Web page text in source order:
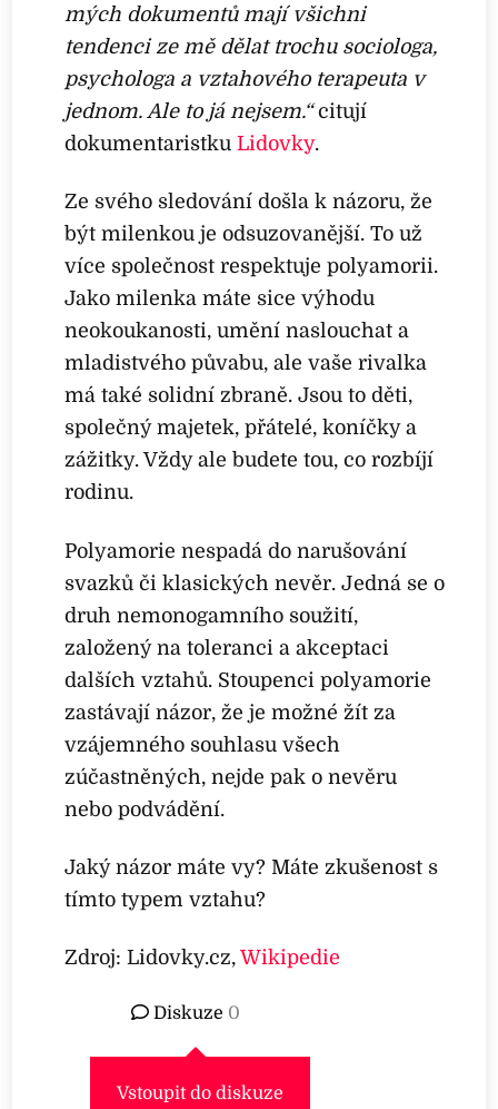
mých dokumentů mají všichni
tendenci ze mě dělat trochu sociologa,
psychologa a vztahového terapeuta v
jednom. Ale to já nejsem.“citují
dokumentaristku Lidovky.
Ze svého sledování došla k názoru, že
být milenkou je odsuzovanější. To už
více společnost respektuje polyamorii.
Jako milenka máte sice výhodu
neokoukanosti, umění naslouchat a
mladistvého půvabu, ale vaše rivalka
má také solidní zbraně. Jsou to děti,
společný majetek, přátelé, koníčky a
zážitky. Vždy ale budete tou, co rozbíjí
rodinu.
Polyamorie nespadá do narušování
svazků či klasických nevěr. Jedná se o
druh nemonogamního soužití,
založený na toleranci a akceptaci
dalších vztahů. Stoupenci polyamorie
zastávají názor, že je možné žít za
vzájemného souhlasu všech
zúčastněných, nejde pak o nevěru
nebo podvádění.
Jaký názor máte vy? Máte zkušenost s
tímto typem vztahu?
Zdroj: Lidovky.cz,Wikipedie
Diskuze 0
Vstoupit do diskuze